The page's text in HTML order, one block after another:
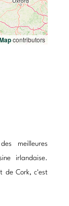
contributors
meilleures
irlandaise.
de Cork, c'est